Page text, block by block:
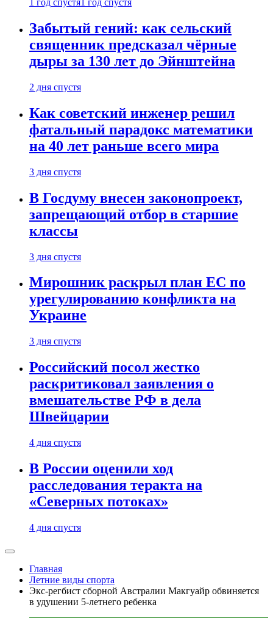
1 год спустя 1 год спустя
Забытый гений: как сельский
священник предсказал чёрные
дыры за 130 лет до Эйнштейна
2 дня спустя
Как советский инженер решил
фатальный парадокс математики
на 40 лет раньше всего мира
3 дня спустя
В Госдуму внесен законопроект,
запрещающий отбор в старшие
классы
3 дня спустя
Мирошник раскрыл план ЕС по
урегулированию конфликта на
Украине
3 дня спустя
Российский посол жестко
раскритиковал заявления о
вмешательстве РФ в дела
Швейцарии
4 дня спустя
В России оценили ход
расследования теракта на
«Северных потоках»
4 дня спустя
Главная
Летние виды спорта
Экс-регбист сборной Австралии Макгуайр обвиняется
в удушении 5-летнего ребенка